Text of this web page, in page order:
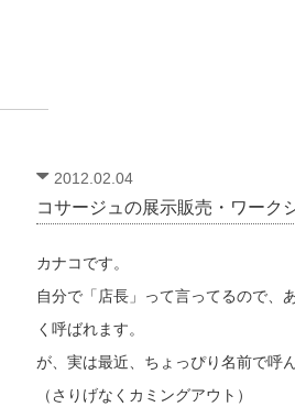
2012.02.04
コサージュの展示販売・ワーク
カナコです。
自分で「店長」って言ってるので、
く呼ばれます。
が、実は最近、ちょっぴり名前で呼
（さりげなくカミングアウト）